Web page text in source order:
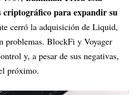
criptográfico para expandir su
cerró la adquisición de Liquid,
problemas. BlockFi y Voyager
y, a pesar de sus negativas,
próximo.